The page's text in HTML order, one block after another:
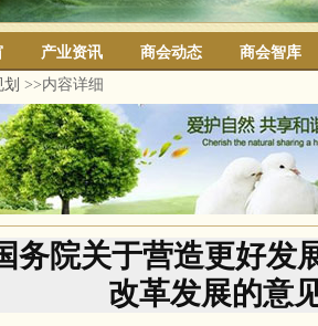
产业资讯 商会动态
商会智库
>>内容详细
务院关于营造更好发
改革发展的意